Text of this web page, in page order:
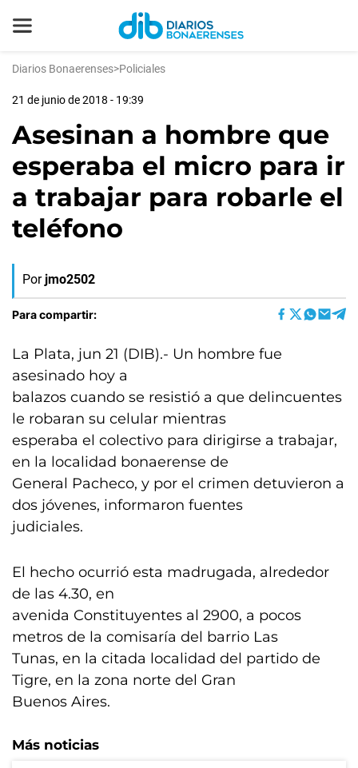
Diarios Bonaerenses>Policiales
21 de junio de 2018 - 19:39
Asesinan a hombre que
esperaba el micro para ir
a trabajar para robarle el
teléfono
Por jmo2502
Para compartir:
La Plata, jun 21 (DIB).- Un hombre fue
asesinado hoy a
balazos cuando se resistió a que delincuentes
le robaran su celular mientras
esperaba el colectivo para dirigirse a trabajar,
en la localidad bonaerense de
General Pacheco, y por el crimen detuvieron a
dos jóvenes, informaron fuentes
judiciales.
El hecho ocurrió esta madrugada, alrededor
de las 4.30, en
avenida Constituyentes al 2900, a pocos
metros de la comisaría del barrio Las
Tunas, en la citada localidad del partido de
Tigre, en la zona norte del Gran
Buenos Aires.
Más noticias